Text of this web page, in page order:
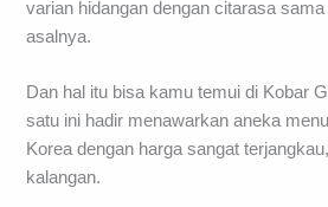
varian hidangan dengan citarasa
asalnya.
Dan hal itu bisa kamu temui di Kobar
satu ini hadir menawarkan aneka
Korea dengan harga sangat
kalangan.